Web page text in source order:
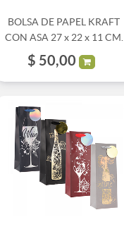
BOLSA DE PAPEL KRAFT
CON ASA 27 x 22 x 11 CM.
$ 50,00